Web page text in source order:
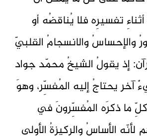
تفسيرِه فلا يُناقضُه أو
الحضورُ والإحساسُ والانسجامُ القلبيّ
إذ يقولُ الشيخُ محمّد جواد
آخر يحتاجُ إليه المُفسِّر، وهوَ
ما ذكرَه المُفسِّرونَ في
الأساسُ والركيزةُ الأولى